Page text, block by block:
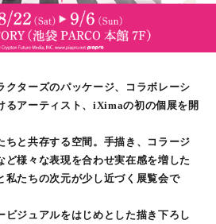
クターズのパッケージ、コラボレーシ
るアーティスト、iXimaの初の個展を開
ちと共存する空間。手描き、コラージ
ど様々な表現を合わせ実在感を増した
私たちの次元が少し近づく展覧会で
ビジュアルをはじめとした描き下ろし